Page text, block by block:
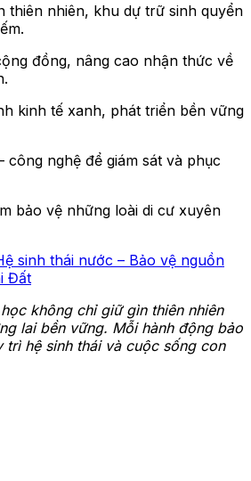
thiên nhiên, khu dự trữ sinh quyển
đồng, nâng cao nhận thức về
kinh tế xanh, phát triển bền vững
công nghệ để giám sát và phục
bảo vệ những loài di cư xuyên
sinh thái nước – Bảo vệ nguồn
Đất
không chỉ giữ gìn thiên nhiên
lai bền vững. Mỗi hành động bảo
trì hệ sinh thái và cuộc sống con